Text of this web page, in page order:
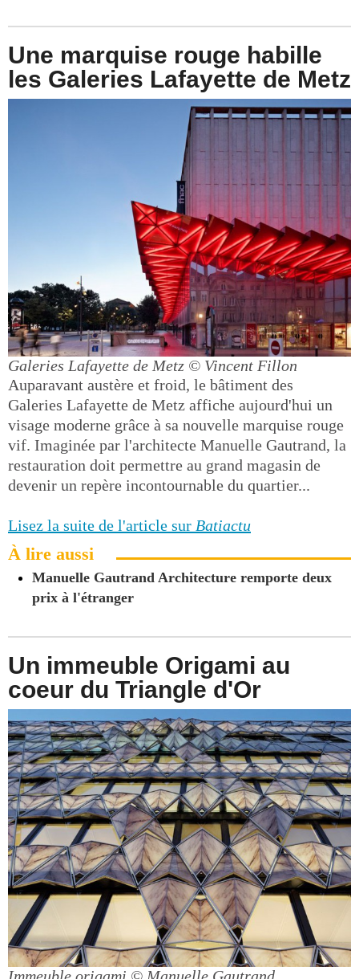
Une marquise rouge habille
les Galeries Lafayette de Metz
Galeries Lafayette de Metz © Vincent Fillon
Auparavant austère et froid, le bâtiment des
Galeries Lafayette de Metz affiche aujourd'hui un
visage moderne grâce à sa nouvelle marquise rouge
vif. Imaginée par l'architecte Manuelle Gautrand, la
restauration doit permettre au grand magasin de
devenir un repère incontournable du quartier...
Lisez la suite de l'article sur Batiactu
À lire aussi
Manuelle Gautrand Architecture remporte deux
prix à l'étranger
Un immeuble Origami au
coeur du Triangle d'Or